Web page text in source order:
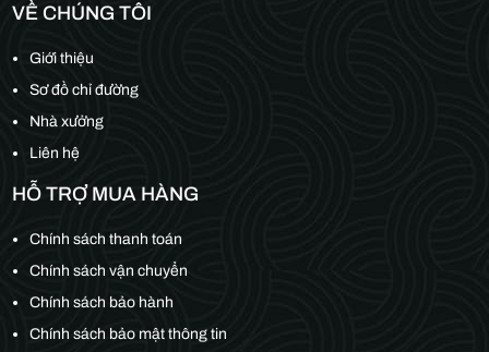
VỀ CHÚNG TÔI
Giới thiệu
Sơ đồ chỉ đường
Nhà xưởng
Liên hệ
HỖ TRỢ MUA HÀNG
Chính sách thanh toán
Chính sách vận chuyển
Chính sách bảo hành
Chính sách bảo mật thông tin